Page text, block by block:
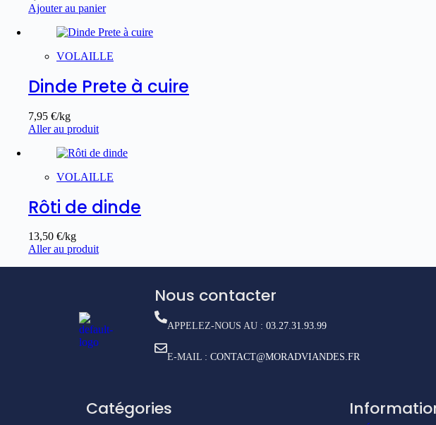
Ajouter au panier
VOLAILLE
Dinde Prete à cuire
7,95 €/kg
Aller au produit
VOLAILLE
Rôti de dinde
13,50 €/kg
Aller au produit
Nous contacter
APPELEZ-NOUS AU :03.27.31.93.99
E-MAIL :CONTACT@MORADVIANDES.FR
Catégories